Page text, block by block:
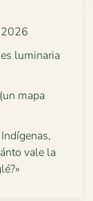
2026
luminaria
mapa
vale la